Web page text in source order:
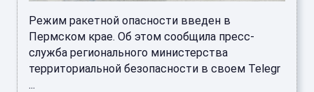
Режим ракетной опасности введен в
Пермском крае. Об этом сообщила пресс-
служба регионального министерства
территориальной безопасности в своем Telegr
...